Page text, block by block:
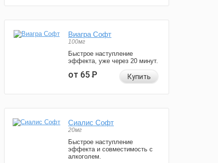
Виагра Софт
100мг
Быстрое наступление
эффекта, уже через 20 минут.
от 65Р Купить
Сиалис Софт
20мг
Быстрое наступление
эффекта и совместимость с
алкоголем.